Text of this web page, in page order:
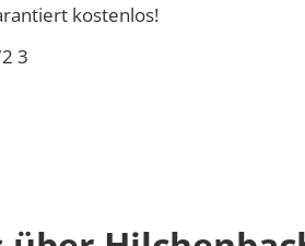
kostenlos!
3